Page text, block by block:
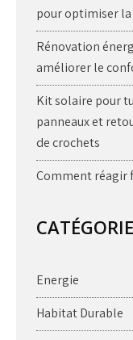
pour optimiser
Rénovation
améliorer le
Kit solaire pour
panneaux et
de crochets
Comment réagir
Energie
Habitat Durable